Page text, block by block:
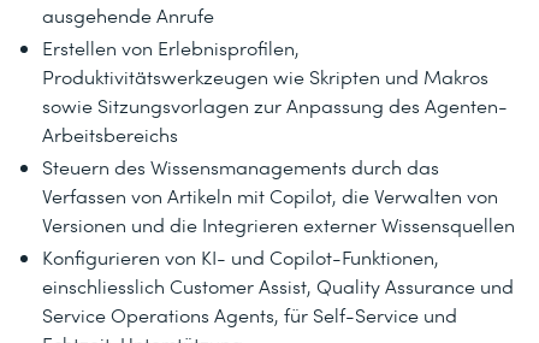
ausgehende Anrufe
Erstellen von Erlebnisprofilen,
Produktivitätswerkzeugen wie Skripten und Makros
sowie Sitzungsvorlagen zur Anpassung des Agenten-
Arbeitsbereichs
Steuern des Wissensmanagements durch das
Verfassen von Artikeln mit Copilot, die Verwalten von
Versionen und die Integrieren externer Wissensquellen
Konfigurieren von KI- und Copilot-Funktionen,
einschliesslich Customer Assist, Quality Assurance und
Service Operations Agents, für Self-Service und